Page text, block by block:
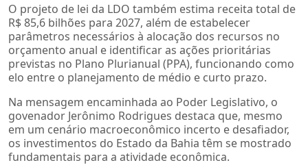
O projeto de lei da LDO também estima receita total de
R$ 85,6 bilhões para 2027, além de estabelecer
parâmetros necessários à alocação dos recursos no
orçamento anual e identificar as ações prioritárias
previstas no Plano Plurianual (PPA), funcionando como
elo entre o planejamento de médio e curto prazo.
Na mensagem encaminhada ao Poder Legislativo, o
govenador Jerônimo Rodrigues destaca que, mesmo
em um cenário macroeconômico incerto e desafiador,
os investimentos do Estado da Bahia têm se mostrado
fundamentais para a atividade econômica.